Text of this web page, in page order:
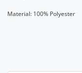
Material: 100% Polyester